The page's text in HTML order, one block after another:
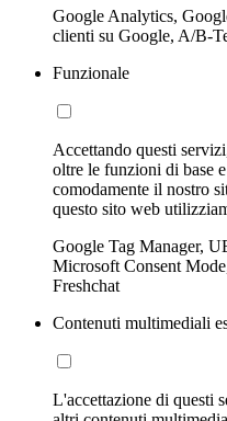
Google Analytics,
clienti su Google, A/B-
Funzionale
Accettando questi
oltre le funzioni di base
comodamente il nostro
questo sito web
Google Tag Manager,
Microsoft Consent
Freshchat
Contenuti multimediali
L'accettazione di questi